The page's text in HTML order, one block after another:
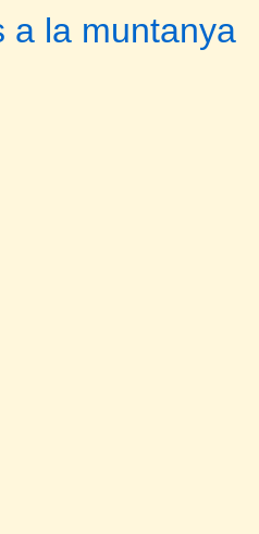
a la muntanya